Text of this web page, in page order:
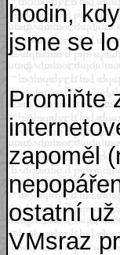
hodin,
jsme se
Promiňte
zapoměl
ostatní
VMsraz